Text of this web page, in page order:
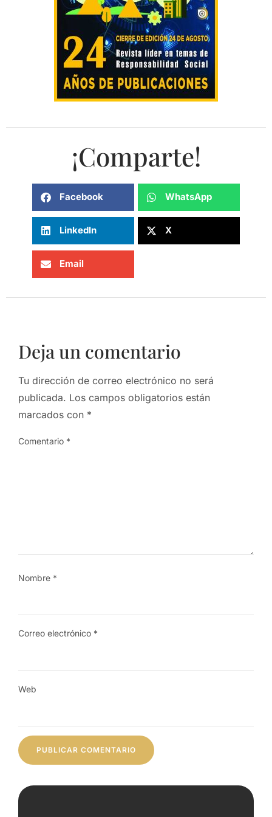
¡Comparte!
Facebook WhatsApp
LinkedIn X
Email
Deja un comentario
Tu dirección de correo electrónico no será
publicada. Los campos obligatorios están
marcados con *
Comentario *
Nombre *
Correo electrónico *
Web